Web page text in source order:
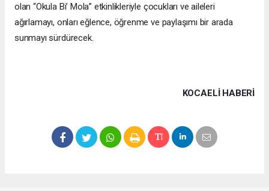
olan “Okula Bi’ Mola” etkinlikleriyle çocukları ve aileleri
ağırlamayı, onları eğlence, öğrenme ve paylaşımı bir arada
sunmayı sürdürecek.
KOCAELI HABERİ